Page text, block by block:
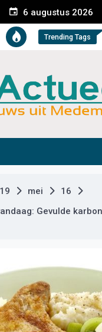
6 augustus 2026
Trending Tags
mei
16
Gevulde